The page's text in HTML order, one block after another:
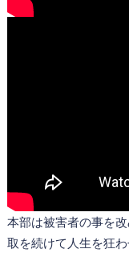
本部は被害者の事を
取を続けて人生を狂わ